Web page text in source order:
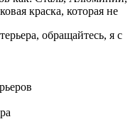
краска, которая не
обращайтесь, я с